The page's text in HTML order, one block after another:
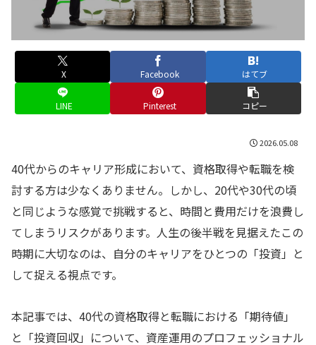
X Facebook はてブ
LINE Pinterest コピー
2026.05.08
40代からのキャリア形成において、資格取得や転職を検
討する方は少なくありません。しかし、20代や30代の頃
と同じような感覚で挑戦すると、時間と費用だけを浪費し
てしまうリスクがあります。人生の後半戦を見据えたこの
時期に大切なのは、自分のキャリアをひとつの「投資」と
して捉える視点です。
本記事では、40代の資格取得と転職における「期待値」
と「投資回収」について、資産運用のプロフェッショナル